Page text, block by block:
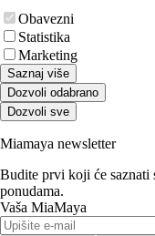
Obavezni
Statistika
Marketing
Saznaj više
Dozvoli odabrano
Dozvoli sve
Miamaya newsletter
Budite prvi koji će saznati
ponudama.
Vaša MiaMaya